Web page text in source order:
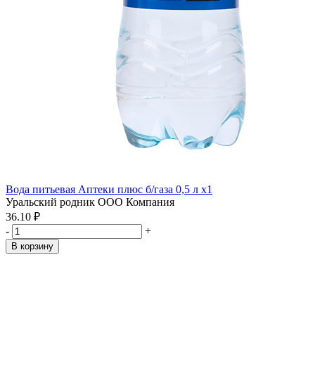
Вода питьевая Аптеки плюс б/газа 0,5 л x1
Уральский родник ООО Компания
36.10 ₽
-
+
В корзину